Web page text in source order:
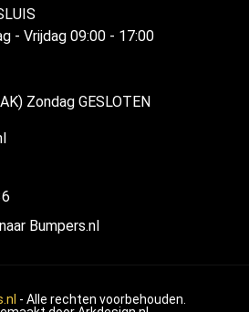
- Vrijdag 09:00 - 17:00
Zondag GESLOTEN
Bumpers.nl
- Alle rechten voorbehouden.